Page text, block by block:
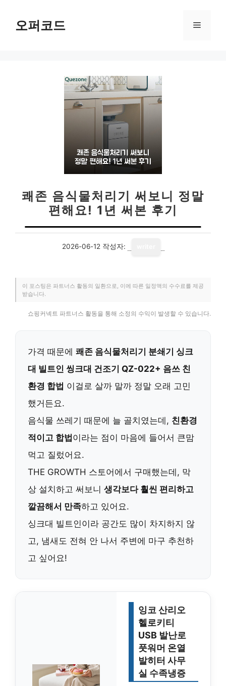
오퍼코드 메
쾌존 음식물처리기 써보니 정말
편해요! 1년 써본 후기
2026-06-12 작성자:
이 포스팅은 파트너스 활동의 일환으로, 이에 따른 일정액의 수수료를 제공
받습니다.
쇼핑커넥트 파트너스 활동을 통해 소정의 수익이 발생할 수 있습니다.
가격 때문에 쾌존 음식물처리기 분쇄기 싱크
대 빌트인 씽크대 건조기 QZ-022+ 음쓰 친
환경 합법 이걸로 살까 말까 정말 오래 고민
했거든요.
음식물 쓰레기 때문에 늘 골치였는데, 친환경
적이고 합법 이라는 점이 마음에 들어서 큰맘
먹고 질렀어요.
THE GROWTH 스토어에서 구매했는데, 막
상 설치하고 써보니 생각보다 훨씬 편리하고
깔끔해서 만족하고 있어요.
싱크대 빌트인이라 공간도 많이 차지하지 않
고, 냄새도 전혀 안 나서 주변에 마구 추천하
고 싶어요!
잉코 산리오
헬로키티
USB 발난로
풋워머 온열
발히터 사무
실 수족냉증